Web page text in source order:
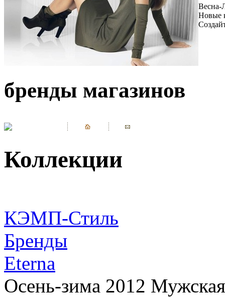
Весна-
Новые
бренды магазинов
Коллекции
КЭМП-Стиль
Бренды
Eterna
Осень-зима 2012